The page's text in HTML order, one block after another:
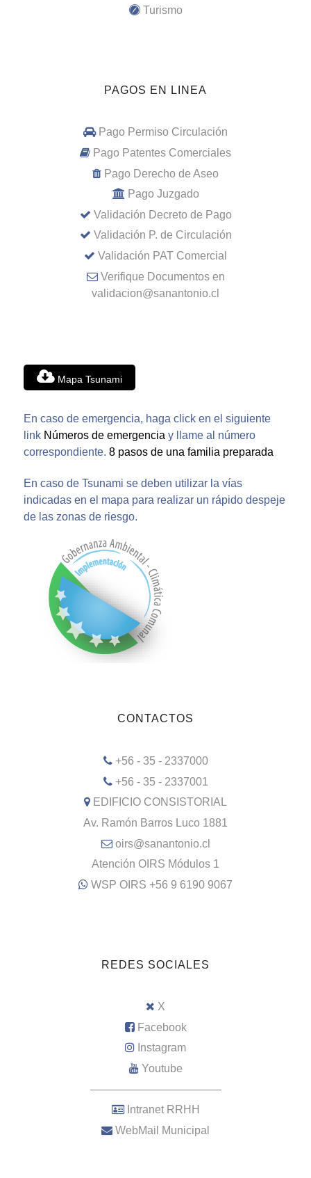
Turismo
PAGOS EN LINEA
Pago Permiso Circulación
Pago Patentes Comerciales
Pago Derecho de Aseo
Pago Juzgado
Validación Decreto de Pago
Validación P. de Circulación
Validación PAT Comercial
Verifique Documentos en
validacion@sanantonio.cl
Mapa Tsunami
En caso de emergencia, haga click en el siguiente
link Números de emergencia y llame al número
correspondiente. 8 pasos de una familia preparada
En caso de Tsunami se deben utilizar la vías
indicadas en el mapa para realizar un rápido despeje
de las zonas de riesgo.
CONTACTOS
+56 - 35 - 2337000
+56 - 35 - 2337001
EDIFICIO CONSISTORIAL
Av. Ramón Barros Luco 1881
oirs@sanantonio.cl
Atención OIRS Módulos 1
WSP OIRS +56 9 6190 9067
REDES SOCIALES
X
Facebook
Instagram
Youtube
–––––––––––––––––––––
Intranet RRHH
WebMail Municipal